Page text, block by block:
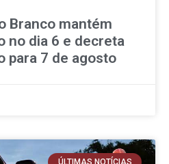
Branco mantém
no dia 6 e decreta
para 7 de agosto
ÚLTIMAS NOTÍCIAS